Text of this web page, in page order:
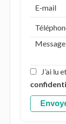
J’ai lu